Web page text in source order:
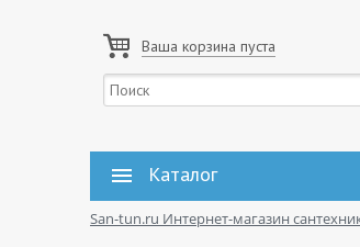
Ваша корзина пуста
Каталог
San-tun.ru Интернет-магазин